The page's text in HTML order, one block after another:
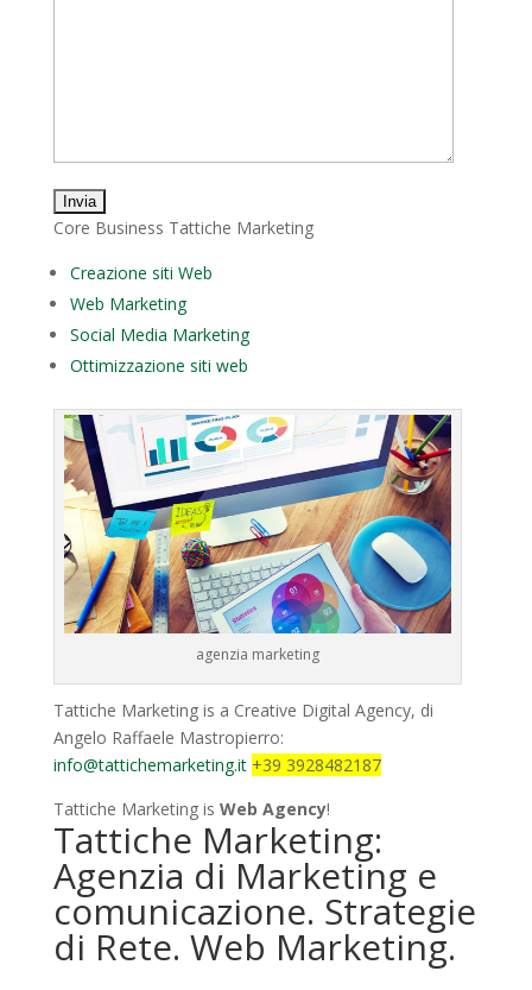
Core Business Tattiche Marketing
Creazione siti Web
Web Marketing
Social Media Marketing
Ottimizzazione siti web
agenzia marketing
Tattiche Marketing is a Creative Digital Agency, di
Angelo Raffaele Mastropierro:
info@tattichemarketing.it +39 3928482187
Tattiche Marketing is Web Agency!
Tattiche Marketing:
Agenzia di Marketing e
comunicazione. Strategie
di Rete. Web Marketing.